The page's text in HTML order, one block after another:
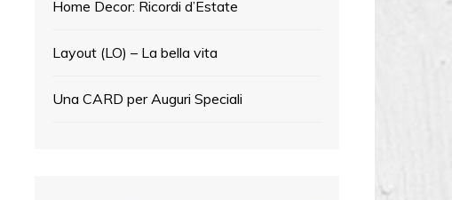
Home Decor: Ricordi d’Estate
Layout (LO) – La bella vita
Una CARD per Auguri Speciali